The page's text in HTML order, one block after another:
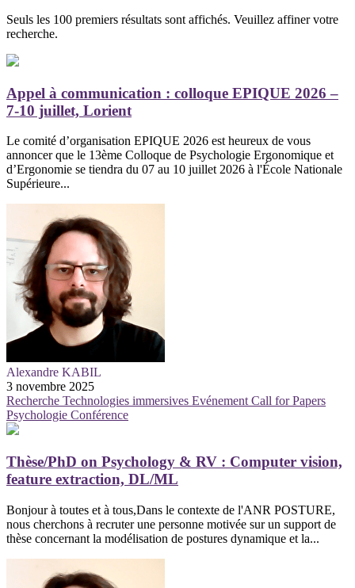
Seuls les 100 premiers résultats sont affichés. Veuillez affiner votre
recherche.
Appel à communication : colloque EPIQUE 2026 –
7-10 juillet, Lorient
Le comité d’organisation EPIQUE 2026 est heureux de vous
annoncer que le 13ème Colloque de Psychologie Ergonomique et
d’Ergonomie se tiendra du 07 au 10 juillet 2026 à l'École Nationale
Supérieure...
Alexandre KABIL
3 novembre 2025
Recherche Technologies immersives Evénement Call for Papers
Psychologie Conférence
Thèse/PhD on Psychology & RV : Computer vision,
feature extraction, DL/ML
Bonjour à toutes et à tous,Dans le contexte de l'ANR POSTURE,
nous cherchons à recruter une personne motivée sur un support de
thèse concernant la modélisation de postures dynamique et la...